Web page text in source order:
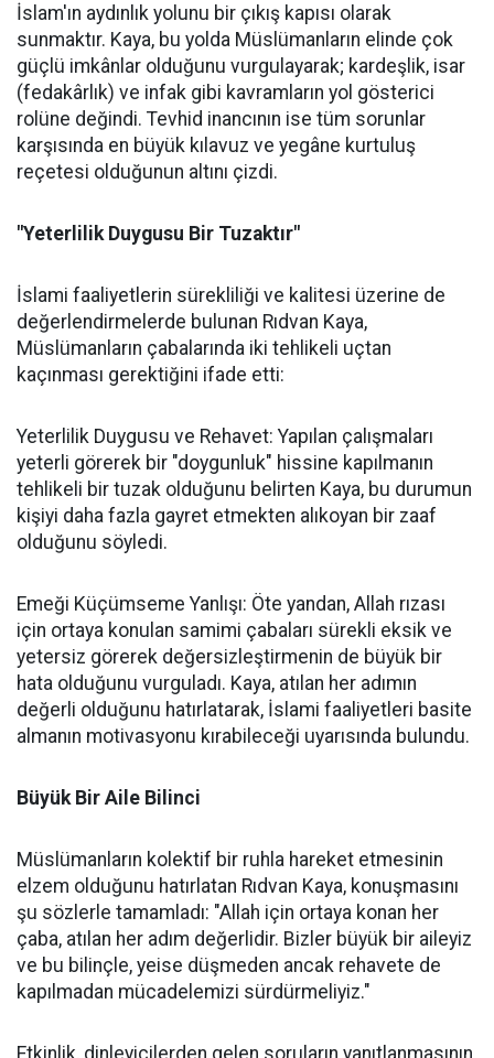
İslam'ın aydınlık yolunu bir çıkış kapısı olarak
sunmaktır. Kaya, bu yolda Müslümanların elinde çok
güçlü imkânlar olduğunu vurgulayarak; kardeşlik, isar
(fedakârlık) ve infak gibi kavramların yol gösterici
rolüne değindi. Tevhid inancının ise tüm sorunlar
karşısında en büyük kılavuz ve yegâne kurtuluş
reçetesi olduğunun altını çizdi.
"Yeterlilik Duygusu Bir Tuzaktır"
İslami faaliyetlerin sürekliliği ve kalitesi üzerine de
değerlendirmelerde bulunan Rıdvan Kaya,
Müslümanların çabalarında iki tehlikeli uçtan
kaçınması gerektiğini ifade etti:
Yeterlilik Duygusu ve Rehavet: Yapılan çalışmaları
yeterli görerek bir "doygunluk" hissine kapılmanın
tehlikeli bir tuzak olduğunu belirten Kaya, bu durumun
kişiyi daha fazla gayret etmekten alıkoyan bir zaaf
olduğunu söyledi.
Emeği Küçümseme Yanlışı: Öte yandan, Allah rızası
için ortaya konulan samimi çabaları sürekli eksik ve
yetersiz görerek değersizleştirmenin de büyük bir
hata olduğunu vurguladı. Kaya, atılan her adımın
değerli olduğunu hatırlatarak, İslami faaliyetleri basite
almanın motivasyonu kırabileceği uyarısında bulundu.
Büyük Bir Aile Bilinci
Müslümanların kolektif bir ruhla hareket etmesinin
elzem olduğunu hatırlatan Rıdvan Kaya, konuşmasını
şu sözlerle tamamladı: "Allah için ortaya konan her
çaba, atılan her adım değerlidir. Bizler büyük bir aileyiz
ve bu bilinçle, yeise düşmeden ancak rehavete de
kapılmadan mücadelemizi sürdürmeliyiz."
Etkinlik, dinleyicilerden gelen soruların yanıtlanmasının